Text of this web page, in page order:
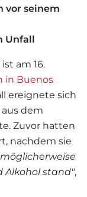
vor seinem
Unfall
ist am 16.
in Buenos
ereignete sich
aus dem
Zuvor hatten
nachdem sie
Alkohol stand",